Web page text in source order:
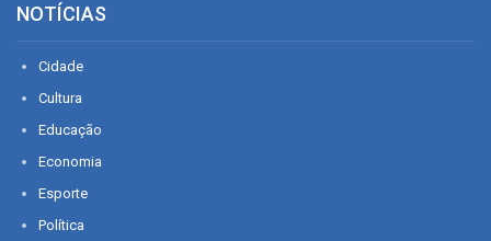
NOTÍCIAS
Cidade
Cultura
Educação
Economia
Esporte
Política